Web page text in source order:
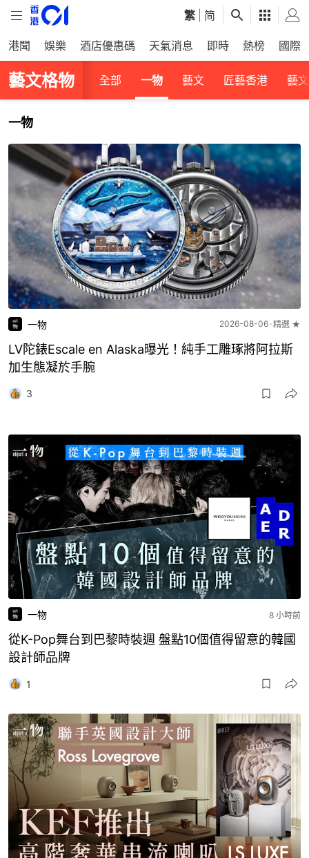
繁 简
港聞 娛樂 酒店優惠碼 天氣消息 即時 熱榜 國際
藝文格物 全部 一物 藝文 匠藝香港 藝
一物
一物 2026-08-06 精選 ★
LV陀錶Escale en Alaska曝光！純手工雕琢將阿拉斯
加生態凝於手腕
3
一物 8 小時前
從K-Pop舞台到巴黎時裝週 盤點10個值得留意的韓國
設計師品牌
1